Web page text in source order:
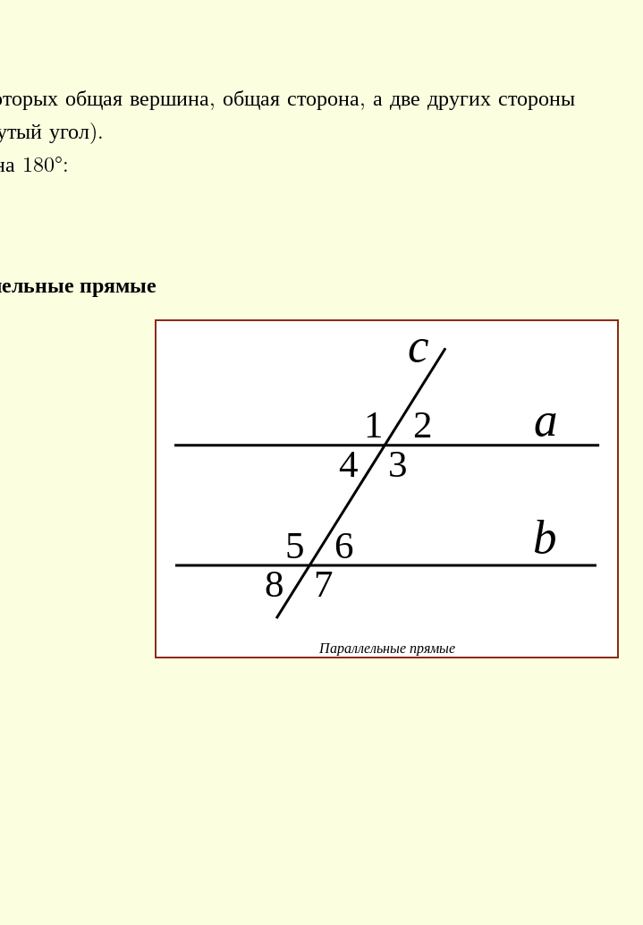
общая вершина, общая сторона, а две других стороны
угол).
180°:
прямые
Параллельные прямые